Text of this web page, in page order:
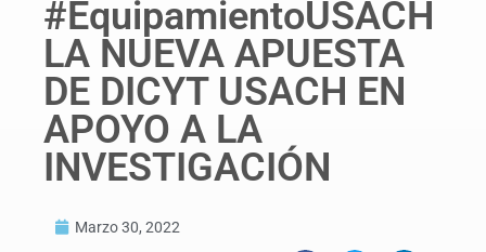
#EquipamientoUSACH
LA NUEVA APUESTA
DE DICYT USACH EN
APOYO A LA
INVESTIGACIÓN
Marzo 30, 2022